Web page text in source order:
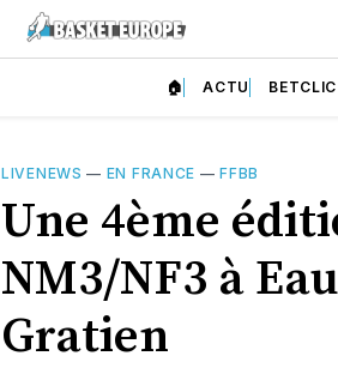
🏠 ACTU
LIVENEWS — EN FRANCE —FFBB
Une 4ème
NM3/NF3 à
Gratien